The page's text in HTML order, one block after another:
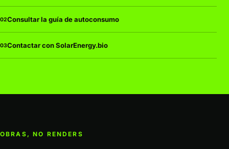
02Consultar la guía de autoconsumo
03Contactar con SolarEnergy.bio
OBRAS, NO RENDERS